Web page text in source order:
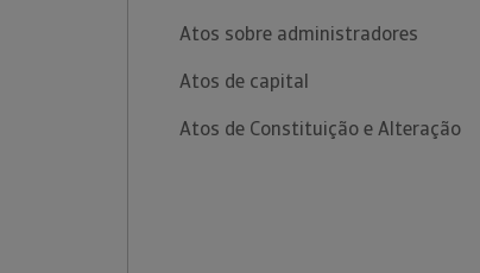
Atos sobre administradores
Atos de capital
Atos de Constituição e Alteração